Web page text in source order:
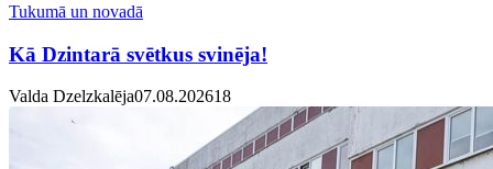
Tukumā un novadā
Kā Dzintarā svētkus svinēja!
Valda Dzelzkalēja07.08.202618